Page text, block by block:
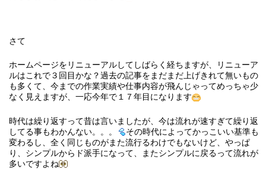
さて
ホームページをリニューアルしてしばらく経ちますが、リニューア
ルはこれで３回目かな？過去の記事をまだまだ上げきれて無いもの
も多くて、今までの作業実績や仕事内容が飛んじゃってめっちゃ少
なく見えますが、一応今年で１７年目になります
時代は繰り返すって昔は言いましたが、今は流れが速すぎて繰り返
してる事もわかんない。。。
その時代によってかっこいい基準も
変わるし、全く同じものがまた流行るわけでもないけど、やっぱ
り、シンプルからド派手になって、またシンプルに戻るって流れが
多いですよね